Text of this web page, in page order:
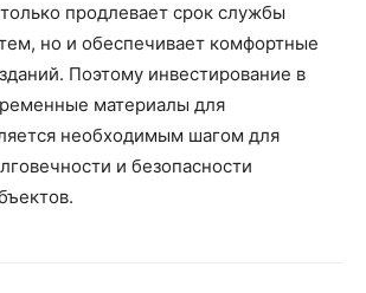
продлевает срок службы
но и обеспечивает комфортные
Поэтому инвестирование в
материалы для
необходимым шагом для
и безопасности